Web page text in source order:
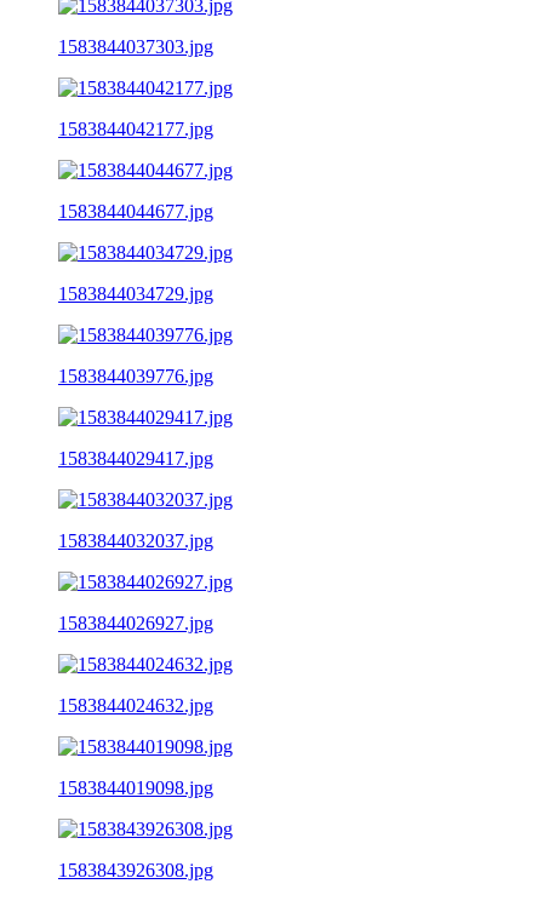
1583844037303.jpg
1583844042177.jpg
1583844044677.jpg
1583844034729.jpg
1583844039776.jpg
1583844029417.jpg
1583844032037.jpg
1583844026927.jpg
1583844024632.jpg
1583844019098.jpg
1583843926308.jpg